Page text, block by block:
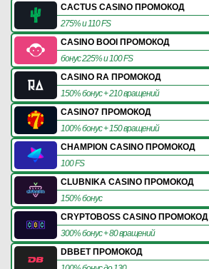
CACTUS CASINO ПРОМОКОД
275% и 110 FS
CASINO BOOI ПРОМОКОД
бонус 225% и 100 FS
CASINO RA ПРОМОКОД
150% бонус + 210 вращений
CASINO7 ПРОМОКОД
100% бонус + 150 вращений
CHAMPION CASINO ПРОМОКОД
100 FS
CLUBNIKA CASINO ПРОМОКОД
150% бонус
CRYPTOBOSS CASINO ПРОМОКОД
300% бонус + 80 вращений
DBBET ПРОМОКОД